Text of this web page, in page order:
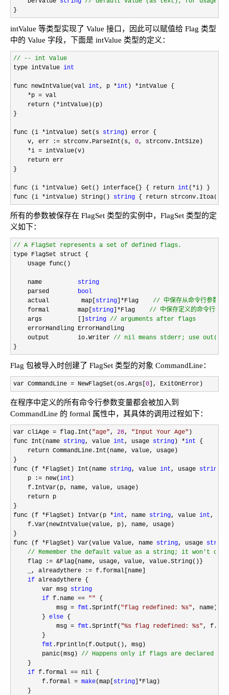
}
intValue 等类型实现了 Value 接口，因此可以赋值给 Flag 类型
中的 Value 字段，下面是 intValue 类型的定义：
// -- int Value
type intValue int
func newIntValue(val int, p *int ) *intValue {
*p = val
    return (
*intValue)(p)
}
func (i *intValue) Set(s string ) error {
    v, err :
= strconv.ParseInt(s, 0, strconv.IntSize)
*i = intValue(v)
    return err
}
func (i *intValue) Get() interface{} { return int (*i) }
func (i *intValue) String() string { return strconv.Itoa(
所有的参数被保存在 FlagSet 类型的实例中，FlagSet 类型的定
义如下：
// A FlagSet represents a set of defined flags.
type FlagSet struct {
    Usage func()
    name
string
    parsed
bool
    actual         map[
string ]*Flag // 中保存从命令行参数中
    formal        map[
string ]*Flag // 中保存定义的命令行参
    args          []
string // arguments after flags
    errorHandling ErrorHandling
    output        io.Writer
// nil means stderr; use out()
}
Flag 包被导入时创建了 FlagSet 类型的对象 CommandLine：
var CommandLine = NewFlagSet(os.Args[ 0 ], ExitOnError)
在程序中定义的所有命令行参数变量都会被加入到
CommandLine 的 formal 属性中，其具体的调用过程如下：
var cliAge = flag.Int( "age", 28, "Input Your Age" )
func Int(name string, value int, usage string ) *int {
    return CommandLine.Int(name, value, usage)
}
func (f *FlagSet) Int(name string, value int, usage string
    p :
= new(int )
    f.IntVar(p, name, value, usage)
    return p
}
func (f *FlagSet) IntVar(p *int, name string, value int,
    f.Var(newIntValue(value, p), name, usage)
}
func (f *FlagSet) Var(value Value, name string, usage string
// Remember the default value as a string; it won't
    flag := &
Flag{name, usage, value, value.String()}
    _, alreadythere :
= f.formal[name]
if alreadythere {
        var msg
string
if f.name == "" {
            msg
= fmt .Sprintf( "flag redefined: %s", name)
        }
else {
            msg
= fmt .Sprintf( "%s flag redefined: %s",
        }
fmt .Fprintln(f.Output(), msg)
        panic(msg)
// Happens only if flags are declared
    }
if f.formal == nil {
        f.formal
= make(map[ string ]*Flag)
    }